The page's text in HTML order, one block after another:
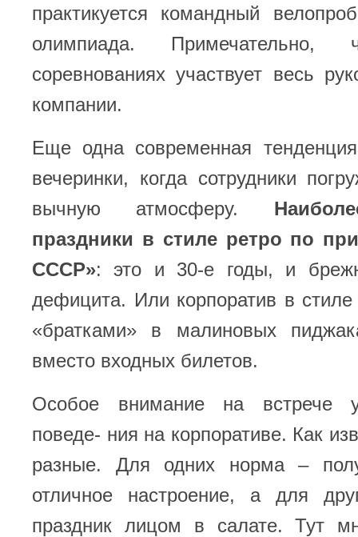
практикуется командный
олимпиада.
соревнованиях участвует весь
компании.
Еще одна современная
вечеринки, когда сотрудники
вычную атмосферу.
праздники в стиле ретро по
СССР»: это и 30-е годы, и
дефицита. Или корпоратив в
«братками» в малиновых
вместо входных билетов.
Особое внимание на встрече
поведе- ния на корпоративе. Как
разные. Для одних норма –
отличное настроение, а для
праздник лицом в салате. Тут